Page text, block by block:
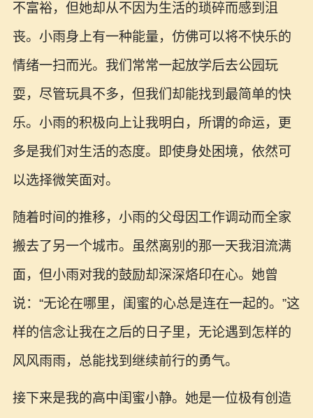
不富裕，但她却从不因为生活的琐碎而感到沮
丧。小雨身上有一种能量，仿佛可以将不快乐的
情绪一扫而光。我们常常一起放学后去公园玩
耍，尽管玩具不多，但我们却能找到最简单的快
乐。小雨的积极向上让我明白，所谓的命运，更
多是我们对生活的态度。即使身处困境，依然可
以选择微笑面对。
随着时间的推移，小雨的父母因工作调动而全家
搬去了另一个城市。虽然离别的那一天我泪流满
面，但小雨对我的鼓励却深深烙印在心。她曾
说：“无论在哪里，闺蜜的心总是连在一起的。”这
样的信念让我在之后的日子里，无论遇到怎样的
风风雨雨，总能找到继续前行的勇气。
接下来是我的高中闺蜜小静。她是一位极有创造